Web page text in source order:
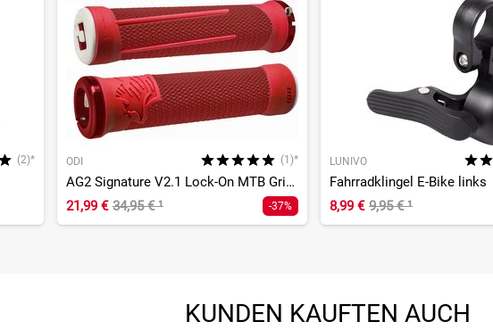
(2)* ODI (1)*
AG2 Signature V2.1 Lock-On MTB Griffe
21,99 € 34,95 €¹ -37%
LUNIVO
Fahrradklingel E-Bike links
8,99 € 9,95 €¹
KUNDEN KAUFTEN AUCH